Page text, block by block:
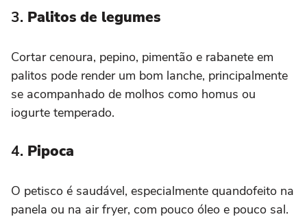
3. Palitos de legumes
Cortar cenoura, pepino, pimentão e rabanete em
palitos pode render um bom lanche, principalmente
se acompanhado de molhos como homus ou
iogurte temperado.
4. Pipoca
O petisco é saudável, especialmente quandofeito na
panela ou na air fryer, com pouco óleo e pouco sal.